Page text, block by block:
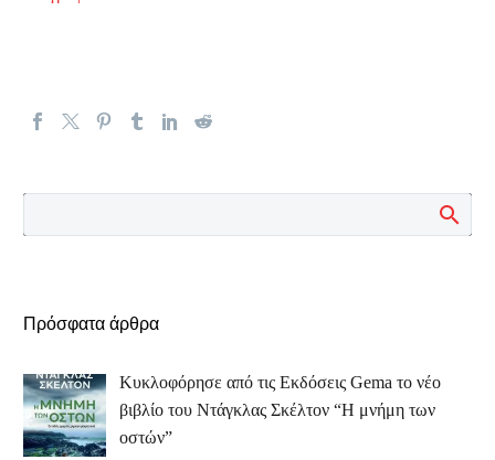
Πρόσφατα άρθρα
Κυκλοφόρησε από τις Εκδόσεις Gema το νέο
βιβλίο του Ντάγκλας Σκέλτον “Η μνήμη των
οστών”